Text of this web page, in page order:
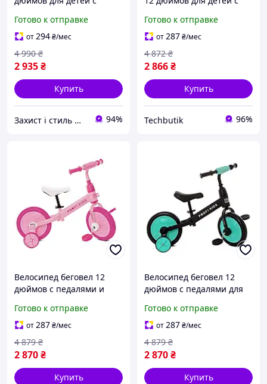
колесами PROFI KIDS MC-
8072 розовый
Готово к отправке
от294₴/мес
2 935₴
4 990 ₴
Купить
Захист і стиль — в одному магазині 94%
страховочными колесами
черно-голубой PROFI KIDS
BT-12312
Готово к отправке
от287₴/мес
2 866₴
4 872 ₴
Купить
Techbutik 96%
Велосипед беговел 12
дюймов с педалями и
колесиками для детей
розовый PROFI KIDS FK-
15281
Готово к отправке
от287₴/мес
2 870₴
4 879 ₴
Купить
Велосипед беговел 12
дюймов с педалями для
черно-голубой PROFI KIDS
FK-15420
Готово к отправке
от287₴/мес
2 870₴
4 879 ₴
Купить